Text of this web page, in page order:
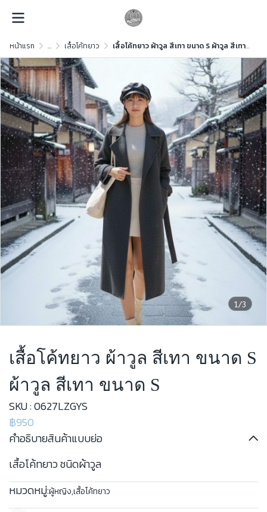
หน้าแรก ... เสื้อโค้ทยาว เสื้อโค้ทยาว ผ้าวูล สีเทา ขนาด S ผ้าวูล สีเทา ขนาด S
1/3
เสื้อโค้ทยาว ผ้าวูล สีเทา ขนาด S
ผ้าวูล สีเทา ขนาด S
SKU : 0627LZGYS
฿950
คำอธิบายสินค้าแบบย่อ
เสื้อโค้ทยาว ชนิดผ้าวูล
หมวดหมู่:ผู้หญิง,เสื้อโค้ทยาว